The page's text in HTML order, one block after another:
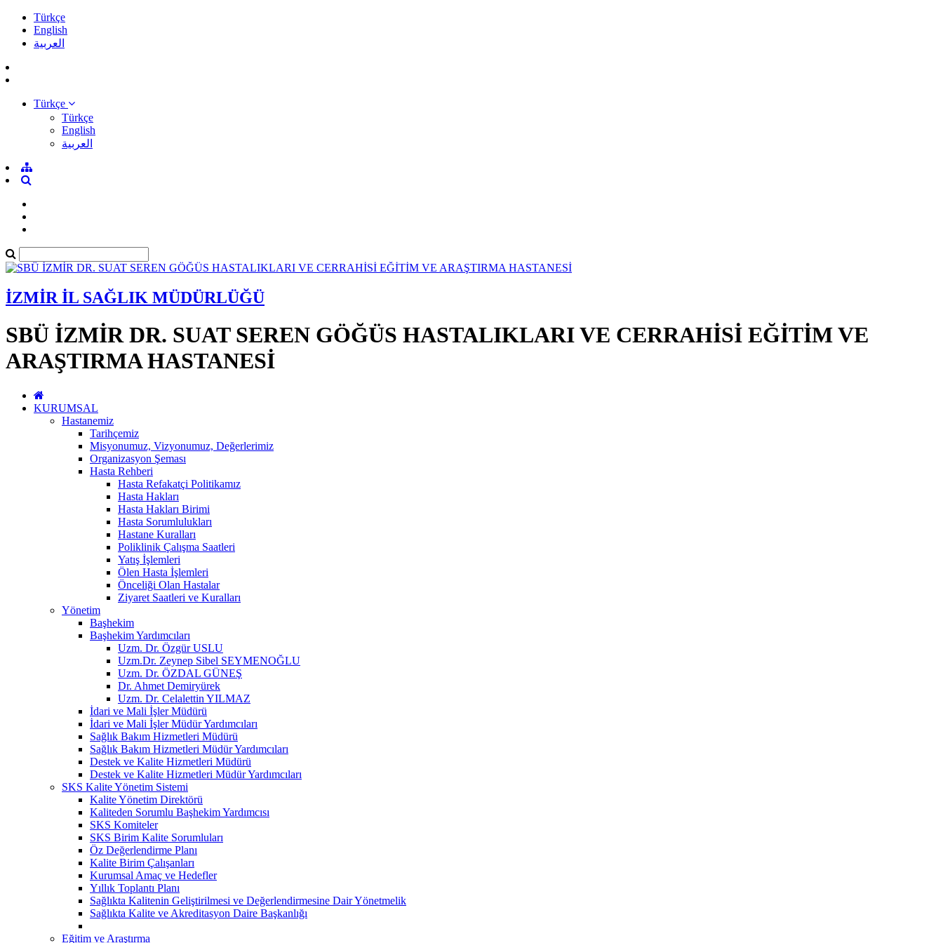
Türkçe
English
العربية
Türkçe
Türkçe
English
العربية
İZMİR İL SAĞLIK MÜDÜRLÜĞÜ
SBÜ İZMİR DR. SUAT SEREN GÖĞÜS HASTALIKLARI VE CERRAHİSİ EĞİTİM VE
ARAŞTIRMA HASTANESİ
KURUMSAL
Hastanemiz
Tarihçemiz
Misyonumuz, Vizyonumuz, Değerlerimiz
Organizasyon Şeması
Hasta Rehberi
Hasta Refakatçi Politikamız
Hasta Hakları
Hasta Hakları Birimi
Hasta Sorumlulukları
Hastane Kuralları
Poliklinik Çalışma Saatleri
Yatış İşlemleri
Ölen Hasta İşlemleri
Önceliği Olan Hastalar
Ziyaret Saatleri ve Kuralları
Yönetim
Başhekim
Başhekim Yardımcıları
Uzm. Dr. Özgür USLU
Uzm.Dr. Zeynep Sibel SEYMENOĞLU
Uzm. Dr. ÖZDAL GÜNEŞ
Dr. Ahmet Demiryürek
Uzm. Dr. Celalettin YILMAZ
İdari ve Mali İşler Müdürü
İdari ve Mali İşler Müdür Yardımcıları
Sağlık Bakım Hizmetleri Müdürü
Sağlık Bakım Hizmetleri Müdür Yardımcıları
Destek ve Kalite Hizmetleri Müdürü
Destek ve Kalite Hizmetleri Müdür Yardımcıları
SKS Kalite Yönetim Sistemi
Kalite Yönetim Direktörü
Kaliteden Sorumlu Başhekim Yardımcısı
SKS Komiteler
SKS Birim Kalite Sorumluları
Öz Değerlendirme Planı
Kalite Birim Çalışanları
Kurumsal Amaç ve Hedefler
Yıllık Toplantı Planı
Sağlıkta Kalitenin Geliştirilmesi ve Değerlendirmesine Dair Yönetmelik
Sağlıkta Kalite ve Akreditasyon Daire Başkanlığı
Eğitim ve Araştırma